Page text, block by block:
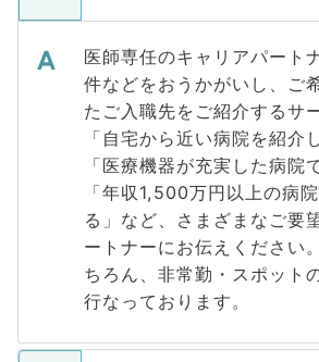
医師専任のキャリアパート
件などをおうかがいし、ご
たご入職先をご紹介するサ
「自宅から近い病院を紹介
「医療機器が充実した病院
「年収1,500万円以上の病
る」など、さまざまなご要
ートナーにお伝えください
ちろん、非常勤・スポット
行なっております。